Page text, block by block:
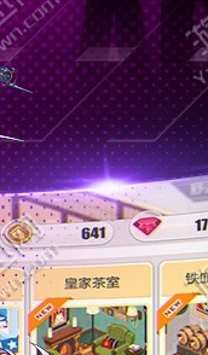
仗剑封